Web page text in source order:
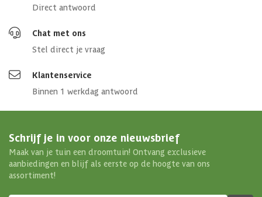
Direct antwoord
Chat met ons
Stel direct je vraag
Klantenservice
Binnen 1 werkdag antwoord
Schrijf je in voor onze nieuwsbrief
Maak van je tuin een droomtuin! Ontvang exclusieve
aanbiedingen en blijf als eerste op de hoogte van ons
assortiment!